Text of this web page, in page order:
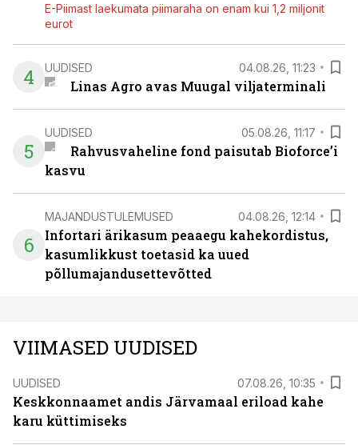
E-Piimast laekumata piimaraha on enam kui 1,2 miljonit
eurot
4 UUDISED 04.08.26, 11:23
Linas Agro avas Muugal viljaterminali
5
UUDISED 05.08.26, 11:17
Rahvusvaheline fond paisutab Bioforce’i
kasvu
6
MAJANDUSTULEMUSED 04.08.26, 12:14
Infortari ärikasum peaaegu kahekordistus,
kasumlikkust toetasid ka uued
põllumajandusettevõtted
VIIMASED UUDISED
UUDISED 07.08.26, 10:35
Keskkonnaamet andis Järvamaal eriload kahe
karu küttimiseks